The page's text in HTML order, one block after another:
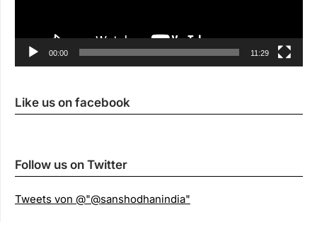
00:00 11:29
Like us on facebook
Follow us on Twitter
Tweets von @"@sanshodhanindia"